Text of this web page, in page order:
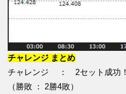
チャレンジ まとめ
チャレンジ ： 2セット成功！
（勝敗 ： 2勝4敗）